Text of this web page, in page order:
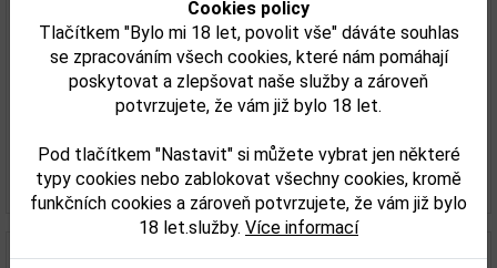
Cookies policy
Tlačítkem "Bylo mi 18 let, povolit vše" dáváte souhlas
se zpracováním všech cookies, které nám pomáhají
poskytovat a zlepšovat naše služby a zároveň
potvrzujete, že vám již bylo 18 let.
Pod tlačítkem "Nastavit" si můžete vybrat jen některé
typy cookies nebo zablokovat všechny cookies, kromě
funkčních cookies a zároveň potvrzujete, že vám již bylo
18 let.služby. Více informací
Autréau Champagne Brut Blanc de Blancs
0,75l
867,00 Kč
Detail